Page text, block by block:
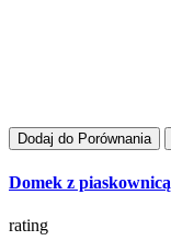
Dodaj do Porównania
Domek z piaskownicą
rating